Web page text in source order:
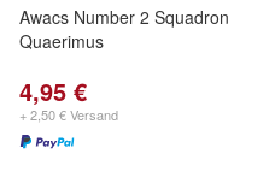
Awacs Number 2 Squadron
Quaerimus
4,95 €
+ 2,50 € Versand